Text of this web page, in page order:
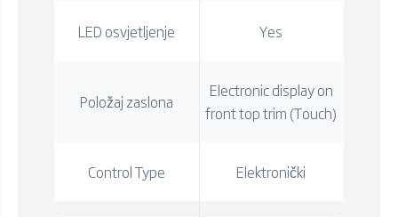
LED osvjetljenje Yes
Položaj zaslona
Electronic display on
front top trim (Touch)
Control Type Elektronički